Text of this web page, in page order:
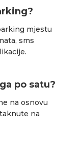
mjestu
sms
po satu?
na osnovu
na